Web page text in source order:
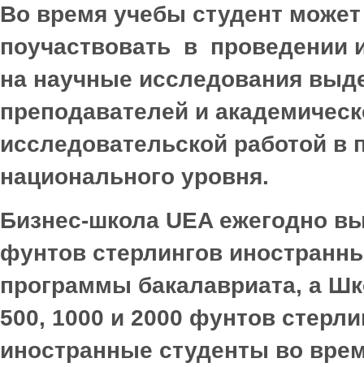
Во время учебы студент
поучаствовать в проведении
на научные исследования
преподавателей и
исследовательской работой в
национального уровня.
Бизнес-школа UEA ежегодно
фунтов стерлингов
программы бакалавриата, а
500, 1000 и 2000 фунтов
иностранные студенты во